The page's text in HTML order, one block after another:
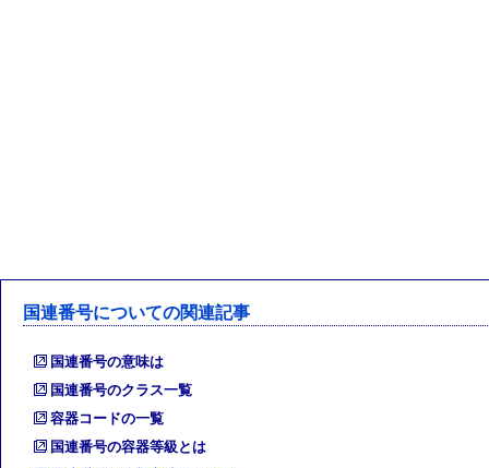
国連番号についての関連記事
国連番号の意味は
国連番号のクラス一覧
容器コードの一覧
国連番号の容器等級とは